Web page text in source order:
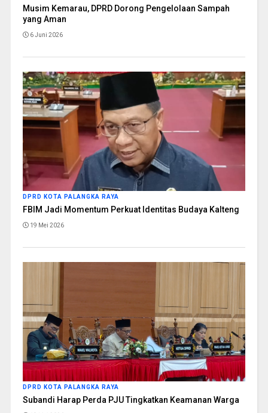
Musim Kemarau, DPRD Dorong Pengelolaan Sampah
yang Aman
6 Juni 2026
DPRD KOTA PALANGKA RAYA
FBIM Jadi Momentum Perkuat Identitas Budaya Kalteng
19 Mei 2026
DPRD KOTA PALANGKA RAYA
Subandi Harap Perda PJU Tingkatkan Keamanan Warga